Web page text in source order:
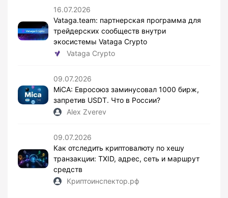
16.07.2026
Vataga.team: партнерская программа для
трейдерских сообществ внутри
экосистемы Vataga Crypto
Vataga Crypto
09.07.2026
MiCA: Евросоюз заминусовал 1000 бирж,
запретив USDT. Что в России?
Alex Zverev
09.07.2026
Как отследить криптовалюту по хешу
транзакции: TXID, адрес, сеть и маршрут
средств
Криптоинспектор.рф